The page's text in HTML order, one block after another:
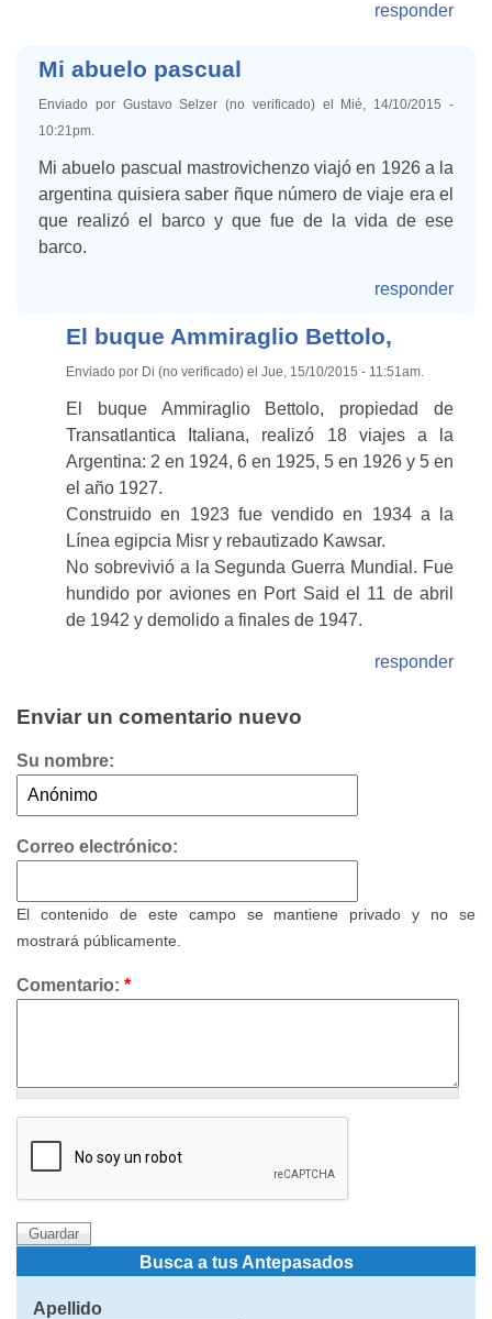
responder
Mi abuelo pascual
Enviado por Gustavo Selzer (no verificado) el Mié, 14/10/2015 -
10:21pm.
Mi abuelo pascual mastrovichenzo viajó en 1926 a la
argentina quisiera saber ñque número de viaje era el
que realizó el barco y que fue de la vida de ese
barco.
responder
El buque Ammiraglio Bettolo,
Enviado por Di (no verificado) el Jue, 15/10/2015 - 11:51am.
El buque Ammiraglio Bettolo, propiedad de
Transatlantica Italiana, realizó 18 viajes a la
Argentina: 2 en 1924, 6 en 1925, 5 en 1926 y 5 en
el año 1927.
Construido en 1923 fue vendido en 1934 a la
Línea egipcia Misr y rebautizado Kawsar.
No sobrevivió a la Segunda Guerra Mundial. Fue
hundido por aviones en Port Said el 11 de abril
de 1942 y demolido a finales de 1947.
responder
Enviar un comentario nuevo
Su nombre:
Correo electrónico:
El contenido de este campo se mantiene privado y no se
mostrará públicamente.
Comentario: *
Busca a tus Antepasados
Apellido